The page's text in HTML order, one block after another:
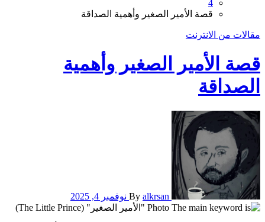
4
قصة الأمير الصغير وأهمية الصداقة
مقالات من الانترنت
قصة الأمير الصغير وأهمية
الصداقة
By alkrsan نوفمبر 4, 2025